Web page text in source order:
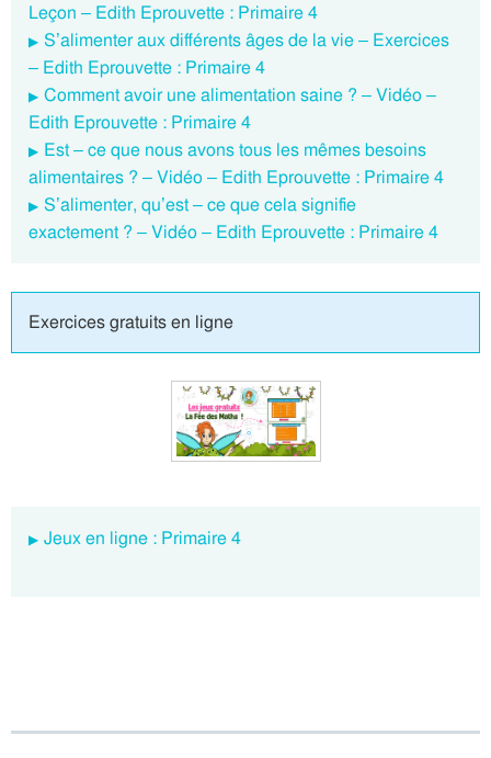
Leçon – Edith Eprouvette : Primaire 4
S’alimenter aux différents âges de la vie – Exercices
– Edith Eprouvette : Primaire 4
Comment avoir une alimentation saine ? – Vidéo –
Edith Eprouvette : Primaire 4
Est – ce que nous avons tous les mêmes besoins
alimentaires ? – Vidéo – Edith Eprouvette : Primaire 4
S’alimenter, qu’est – ce que cela signifie
exactement ? – Vidéo – Edith Eprouvette : Primaire 4
Exercices gratuits en ligne
Jeux en ligne : Primaire 4